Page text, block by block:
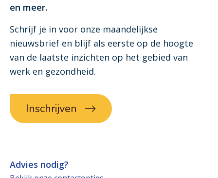
en meer.
Schrijf je in voor onze maandelijkse
nieuwsbrief en blijf als eerste op de hoogte
van de laatste inzichten op het gebied van
werk en gezondheid.
Inschrijven
Advies nodig?